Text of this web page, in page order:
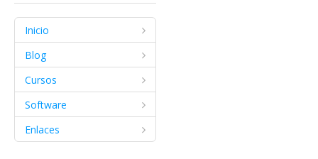
Inicio
Blog
Cursos
Software
Enlaces